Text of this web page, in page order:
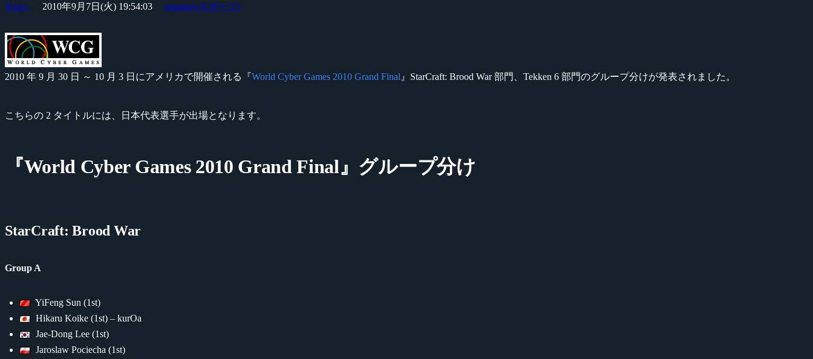
Yossy 2010年9月7日(火) 19:54:03 esports(eスポーツ)
2010 年 9 月 30 日 ～ 10 月 3 日にアメリカで開催される『World Cyber Games 2010 Grand Final 』StarCraft: Brood War 部門、Tekken 6 部門のグループ分けが発表されました。
こちらの 2 タイトルには、日本代表選手が出場となります。
『World Cyber Games 2010 Grand Final』グループ分け
StarCraft: Brood War
Group A
YiFeng Sun (1st)
Hikaru Koike (1st) – kurOa
Jae-Dong Lee (1st)
Jaroslaw Pociecha (1st)